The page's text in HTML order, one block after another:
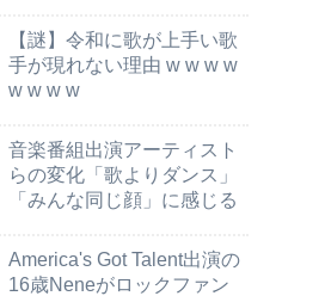
【謎】令和に歌が上手い歌
手が現れない理由 w w w w
w w w w
音楽番組出演アーティスト
らの変化「歌よりダンス」
「みんな同じ顔」に感じる
America's Got Talent出演の
16歳Neneがロックファン